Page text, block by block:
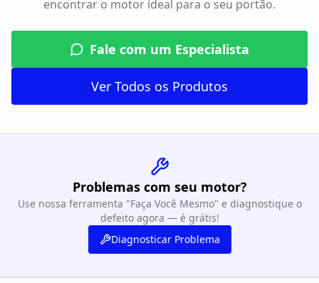
encontrar o motor ideal para o seu portão.
Fale com um Especialista
Ver Todos os Produtos
Problemas com seu motor?
Use nossa ferramenta "Faça Você Mesmo" e diagnostique o
defeito agora — é grátis!
Diagnosticar Problema